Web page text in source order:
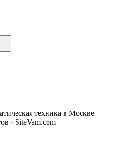
техника в Москве
· SiteVam.com